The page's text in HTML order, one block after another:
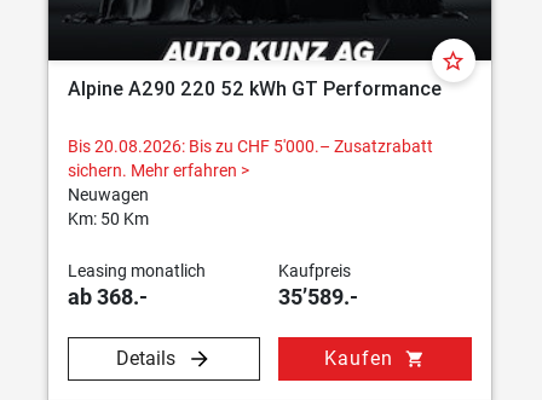
star_border
Alpine A290 220 52 kWh GT Performance
Bis 20.08.2026: Bis zu CHF 5'000.– Zusatzrabatt
sichern. Mehr erfahren >
Neuwagen
Km: 50 Km
Leasing monatlich
ab 368.-
Kaufpreis
35’589.-
Details Kaufen shopping_cart